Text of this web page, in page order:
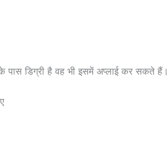
पास डिग्री है वह भी इसमें अप्लाई कर सकते हैं।